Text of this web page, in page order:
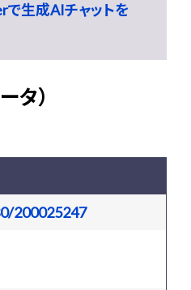
生成AIチャットを
タ）
200025247